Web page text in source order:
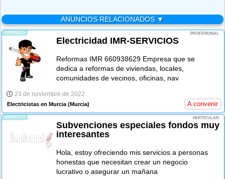
ANUNCIOS RELACIONADOS ▼
-OFREZCO- PROFESIONAL
Electricidad IMR-SERVICIOS
Reformas IMR 660938629 Empresa que se
dedica a reformas de viviendas, locales,
comunidades de vecinos, oficinas, nav
23 de noviembre de 2022
Electricistas en Murcia (Murcia) A convenir
-OFREZCO- PARTICULAR
Subvenciones especiales fondos muy
interesantes
Hola, estoy ofreciendo mis servicios a personas
honestas que necesitan crear un negocio
lucrativo o asegurar un mañana